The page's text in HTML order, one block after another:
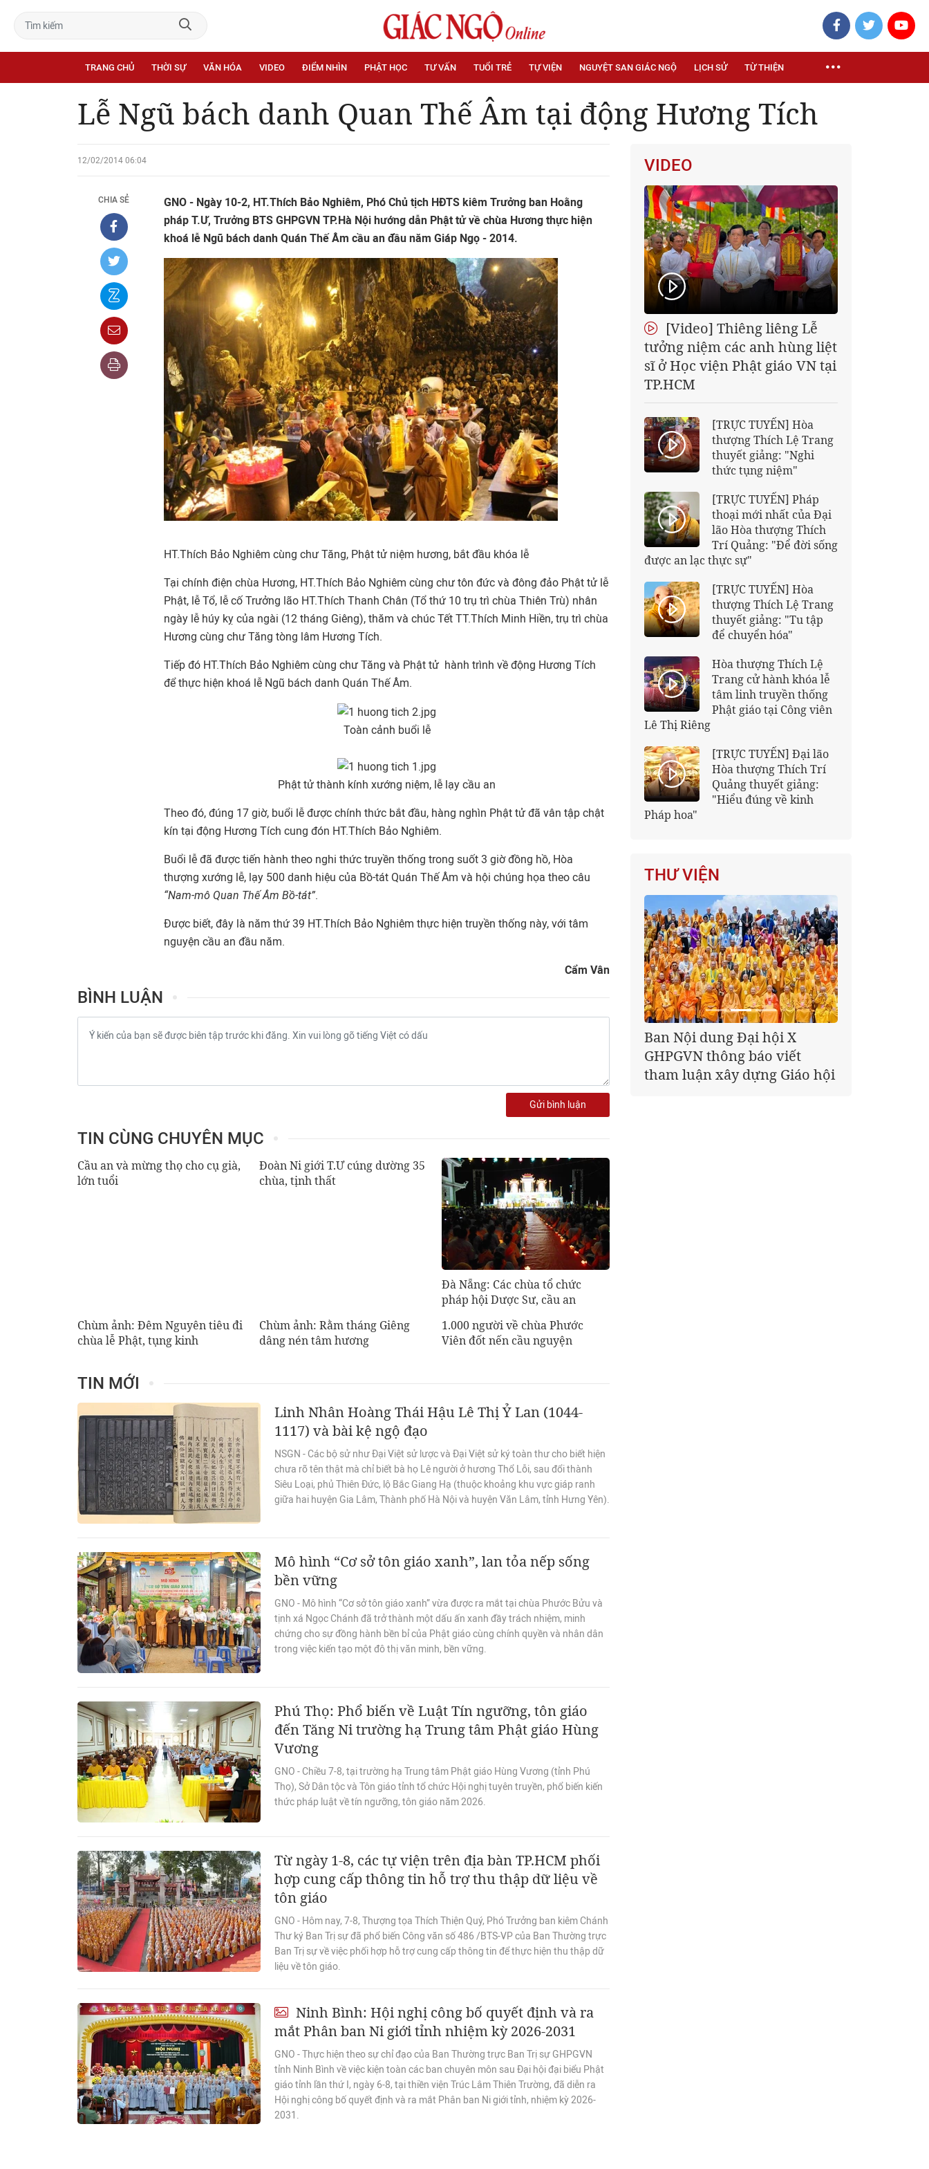
TRANG CHỦ THỜI SỰ VĂN HÓA VIDEO ĐIỂM NHÌN PHẬT HỌC TƯ VẤN TUỔI TRẺ TỰ VIỆN NGUYỆT SAN GIÁC NGỘ LỊCH SỬ TỪ THIỆN
Lễ Ngũ bách danh Quan Thế Âm tại động Hương Tích
12/02/2014 06:04
CHIA SẺ
GNO - Ngày 10-2, HT.Thích Bảo Nghiêm, Phó Chủ tịch HĐTS kiêm Trưởng ban Hoằng
pháp T.Ư, Trưởng BTS GHPGVN TP.Hà Nội hướng dẫn Phật tử về chùa Hương thực hiện
khoá lễ Ngũ bách danh Quán Thế Âm cầu an đầu năm Giáp Ngọ - 2014.
HT.Thích Bảo Nghiêm cùng chư Tăng, Phật tử niệm hương, bắt đầu khóa lễ
Tại chính điện chùa Hương, HT.Thích Bảo Nghiêm cùng chư tôn đức và đông đảo Phật tử lễ
Phật, lễ Tổ, lễ cố Trưởng lão HT.Thích Thanh Chân (Tổ thứ 10 trụ trì chùa Thiên Trù) nhân
ngày lễ húy kỵ của ngài (12 tháng Giêng), thăm và chúc Tết TT.Thích Minh Hiền, trụ trì chùa
Hương cùng chư Tăng tòng lâm Hương Tích.
Tiếp đó HT.Thích Bảo Nghiêm cùng chư Tăng và Phật tử hành trình về động Hương Tích
để thực hiện khoá lễ Ngũ bách danh Quán Thế Âm.
Toàn cảnh buổi lễ
Phật tử thành kính xướng niệm, lễ lạy cầu an
Theo đó, đúng 17 giờ, buổi lễ được chính thức bắt đầu, hàng nghìn Phật tử đã vân tập chật
kín tại động Hương Tích cung đón HT.Thích Bảo Nghiêm.
Buổi lễ đã được tiến hành theo nghi thức truyền thống trong suốt 3 giờ đồng hồ, Hòa
thượng xướng lễ, lạy 500 danh hiệu của Bồ-tát Quán Thế Âm và hội chúng họa theo câu
“Nam-mô Quan Thế Âm Bồ-tát”.
Được biết, đây là năm thứ 39 HT.Thích Bảo Nghiêm thực hiện truyền thống này, với tâm
nguyện cầu an đầu năm.
Cẩm Vân
BÌNH LUẬN
Gửi bình luận
TIN CÙNG CHUYÊN MỤC
Cầu an và mừng thọ cho cụ già,
lớn tuổi
Đoàn Ni giới T.Ư cúng dường 35
chùa, tịnh thất
Đà Nẵng: Các chùa tổ chức
pháp hội Dược Sư, cầu an
Chùm ảnh: Đêm Nguyên tiêu đi
chùa lễ Phật, tụng kinh
Chùm ảnh: Rằm tháng Giêng
dâng nén tâm hương
1.000 người về chùa Phước
Viên đốt nến cầu nguyện
TIN MỚI
Linh Nhân Hoàng Thái Hậu Lê Thị Ỷ Lan (1044-
1117) và bài kệ ngộ đạo
NSGN - Các bộ sử như Đại Việt sử lược và Đại Việt sử ký toàn thư cho biết hiện
chưa rõ tên thật mà chỉ biết bà họ Lê người ở hương Thổ Lỗi, sau đổi thành
Siêu Loại, phủ Thiên Đức, lộ Bắc Giang Hạ (thuộc khoảng khu vực giáp ranh
giữa hai huyện Gia Lâm, Thành phố Hà Nội và huyện Văn Lâm, tỉnh Hưng Yên).
Mô hình “Cơ sở tôn giáo xanh”, lan tỏa nếp sống
bền vững
GNO - Mô hình “Cơ sở tôn giáo xanh” vừa được ra mắt tại chùa Phước Bửu và
tịnh xá Ngọc Chánh đã trở thành một dấu ấn xanh đầy trách nhiệm, minh
chứng cho sự đồng hành bền bỉ của Phật giáo cùng chính quyền và nhân dân
trong việc kiến tạo một đô thị văn minh, bền vững.
Phú Thọ: Phổ biến về Luật Tín ngưỡng, tôn giáo
đến Tăng Ni trường hạ Trung tâm Phật giáo Hùng
Vương
GNO - Chiều 7-8, tại trường hạ Trung tâm Phật giáo Hùng Vương (tỉnh Phú
Thọ), Sở Dân tộc và Tôn giáo tỉnh tổ chức Hội nghị tuyên truyền, phổ biến kiến
thức pháp luật về tín ngưỡng, tôn giáo năm 2026.
Từ ngày 1-8, các tự viện trên địa bàn TP.HCM phối
hợp cung cấp thông tin hỗ trợ thu thập dữ liệu về
tôn giáo
GNO - Hôm nay, 7-8, Thượng tọa Thích Thiện Quý, Phó Trưởng ban kiêm Chánh
Thư ký Ban Trị sự đã phổ biến Công văn số 486 /BTS-VP của Ban Thường trực
Ban Trị sự về việc phối hợp hỗ trợ cung cấp thông tin để thực hiện thu thập dữ
liệu về tôn giáo.
Ninh Bình: Hội nghị công bố quyết định và ra
mắt Phân ban Ni giới tỉnh nhiệm kỳ 2026-2031
GNO - Thực hiện theo sự chỉ đạo của Ban Thường trực Ban Trị sự GHPGVN
tỉnh Ninh Bình về việc kiện toàn các ban chuyên môn sau Đại hội đại biểu Phật
giáo tỉnh lần thứ I, ngày 6-8, tại thiền viện Trúc Lâm Thiên Trường, đã diễn ra
Hội nghị công bố quyết định và ra mắt Phân ban Ni giới tỉnh, nhiệm kỳ 2026-
2031.
VIDEO
[Video] Thiêng liêng Lễ
tưởng niệm các anh hùng liệt
sĩ ở Học viện Phật giáo VN tại
TP.HCM
[TRỰC TUYẾN] Hòa
thượng Thích Lệ Trang
thuyết giảng: "Nghi
thức tụng niệm"
[TRỰC TUYẾN] Pháp
thoại mới nhất của Đại
lão Hòa thượng Thích
Trí Quảng: "Để đời sống
được an lạc thực sự"
[TRỰC TUYẾN] Hòa
thượng Thích Lệ Trang
thuyết giảng: "Tu tập
để chuyển hóa"
Hòa thượng Thích Lệ
Trang cử hành khóa lễ
tâm linh truyền thống
Phật giáo tại Công viên
Lê Thị Riêng
[TRỰC TUYẾN] Đại lão
Hòa thượng Thích Trí
Quảng thuyết giảng:
"Hiểu đúng về kinh
Pháp hoa"
THƯ VIỆN
Ban Nội dung Đại hội X
GHPGVN thông báo viết
tham luận xây dựng Giáo hội
Giáo hội kêu gọi Tăng Ni,
Phật tử cả nước thể hiện tấm
lòng tri ân trọn vẹn nghĩa